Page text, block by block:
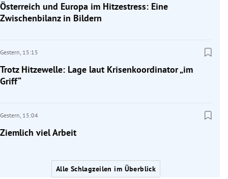
Österreich und Europa im Hitzestress: Eine
Zwischenbilanz in Bildern
Gestern, 15:15
Trotz Hitzewelle: Lage laut Krisenkoordinator „im
Griff“
Gestern, 15:04
Ziemlich viel Arbeit
Alle Schlagzeilen im Überblick